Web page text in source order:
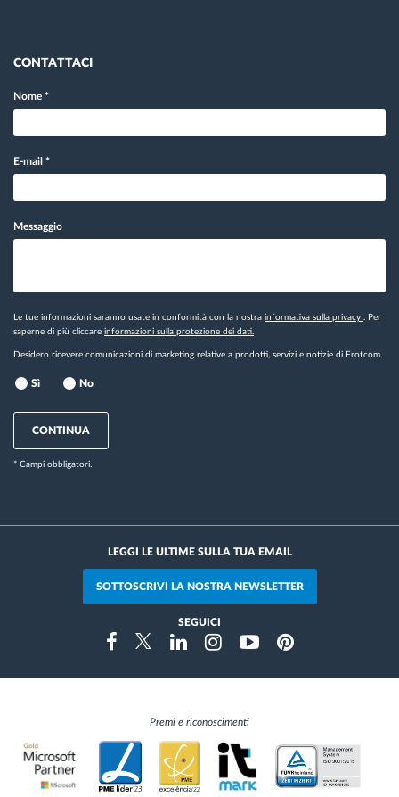
CONTATTACI
Nome *
E-mail *
Messaggio
Le tue informazioni saranno usate in conformità con la nostra informativa sulla privacy . Per
saperne di più cliccare informazioni sulla protezione dei dati.
Desidero ricevere comunicazioni di marketing relative a prodotti, servizi e notizie di Frotcom.
Sì No
CONTINUA
* Campi obbligatori.
LEGGI LE ULTIME SULLA TUA EMAIL
SOTTOSCRIVI LA NOSTRA NEWSLETTER
SEGUICI
FacebookTwitterLinkedinInstragramYoutubePinterest
Premi e riconoscimenti